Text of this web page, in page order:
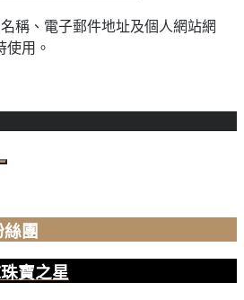
稱、電子郵件地址及個人網站網
使用。
團
寶之星